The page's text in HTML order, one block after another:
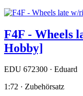
F4F - Wheels
Hobby]
EDU 672300 · Eduard
1:72 · Zubehörsatz